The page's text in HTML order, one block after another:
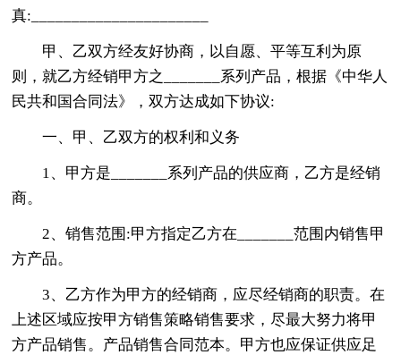
真:______________________
甲、乙双方经友好协商，以自愿、平等互利为原
则，就乙方经销甲方之_______系列产品，根据《中华人
民共和国合同法》，双方达成如下协议:
一、甲、乙双方的权利和义务
1、甲方是_______系列产品的供应商，乙方是经销
商。
2、销售范围:甲方指定乙方在_______范围内销售甲
方产品。
3、乙方作为甲方的经销商，应尽经销商的职责。在
上述区域应按甲方销售策略销售要求，尽最大努力将甲
方产品销售。产品销售合同范本。甲方也应保证供应足